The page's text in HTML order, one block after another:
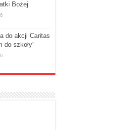
Bożej
do akcji Caritas
do szkoły”